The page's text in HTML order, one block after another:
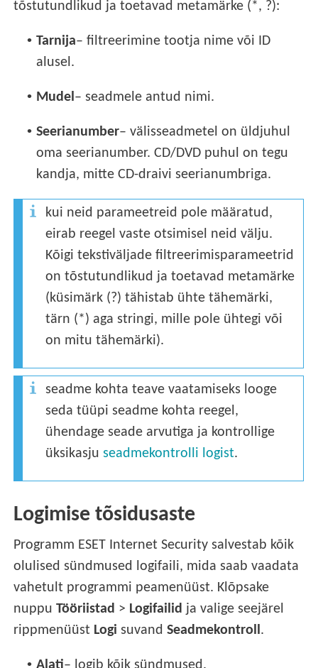
tõstutundlikud ja toetavad metamärke (*, ?):
• Tarnija– filtreerimine tootja nime või ID
alusel.
• Mudel– seadmele antud nimi.
• Seerianumber– välisseadmetel on üldjuhul
oma seerianumber. CD/DVD puhul on tegu
kandja, mitte CD-draivi seerianumbriga.
kui neid parameetreid pole määratud,
eirab reegel vaste otsimisel neid välju.
Kõigi tekstiväljade filtreerimisparameetrid
on tõstutundlikud ja toetavad metamärke
(küsimärk (?) tähistab ühte tähemärki,
tärn (*) aga stringi, mille pole ühtegi või
on mitu tähemärki).
seadme kohta teave vaatamiseks looge
seda tüüpi seadme kohta reegel,
ühendage seade arvutiga ja kontrollige
üksikasjuseadmekontrolli logist.
Logimise tõsidusaste
Programm ESET Internet Security salvestab kõik
olulised sündmused logifaili, mida saab vaadata
vahetult programmi peamenüüst. Klõpsake
nuppuTööriistad > Logifailid ja valige seejärel
rippmenüüst Logi suvandSeadmekontroll.
•